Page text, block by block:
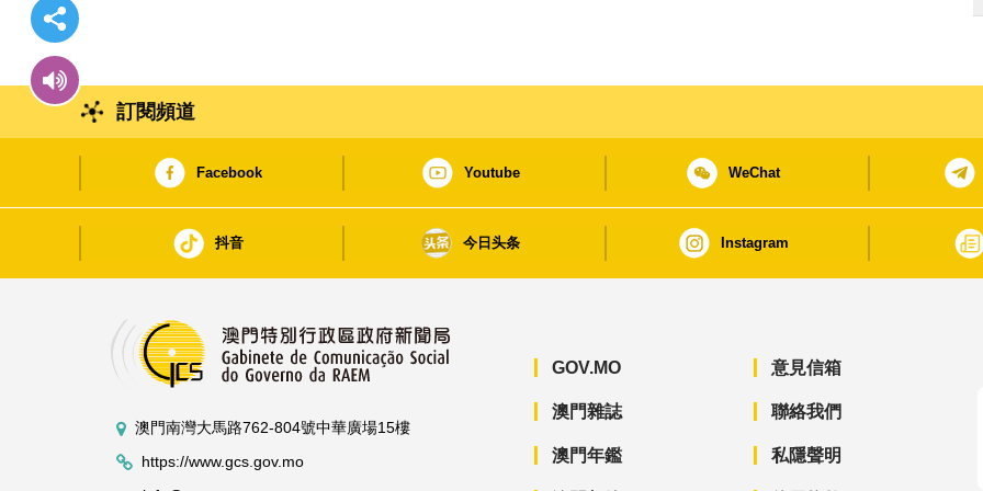
訂閱頻道
Facebook Youtube WeChat
抖音 今日头条 Instagram
澳門南灣大馬路762-804號中華廣場15樓
https://www.gcs.gov.mo
GOV.MO
澳門雜誌
澳門年鑑
意見信箱
聯絡我們
私隱聲明